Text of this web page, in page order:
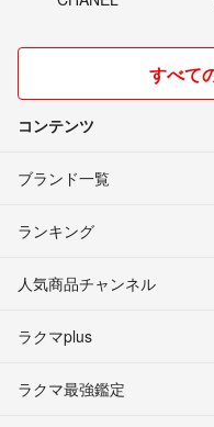
すべて
コンテンツ
ブランド一覧
ランキング
人気商品チャンネル
ラクマplus
ラクマ最強鑑定